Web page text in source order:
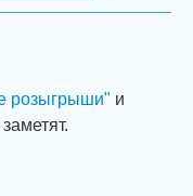
розыгрыши" и